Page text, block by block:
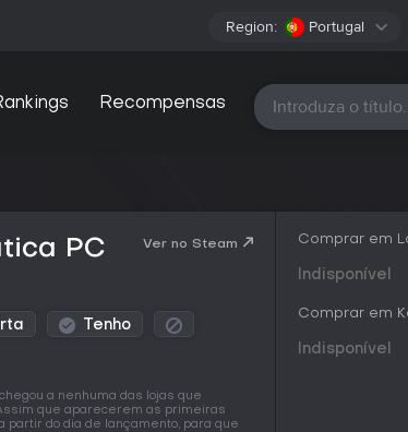
Region: Portugal
Recompensas Todas as
PC
Ver no Steam
Tenho
a nenhuma das lojas que
que aparecerem as primeiras
do dia de lançamento, para que
Comprar em
Indisponível
Comprar em
Indisponível